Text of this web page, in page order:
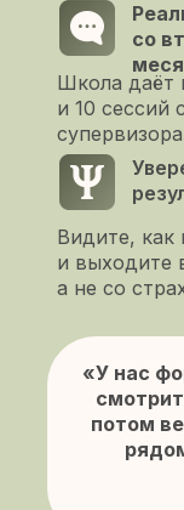
«У нас
потом
со
Школа даёт
и 10 сессий
Видите, как
и выходите
а не со